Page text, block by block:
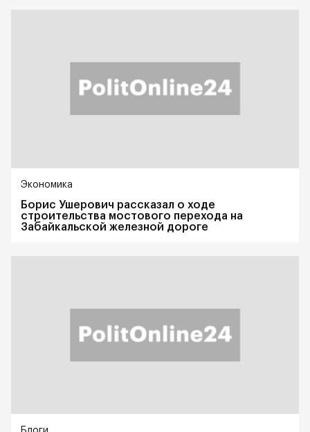
Экономика
Борис Ушерович рассказал о ходе
строительства мостового перехода на
Забайкальской железной дороге